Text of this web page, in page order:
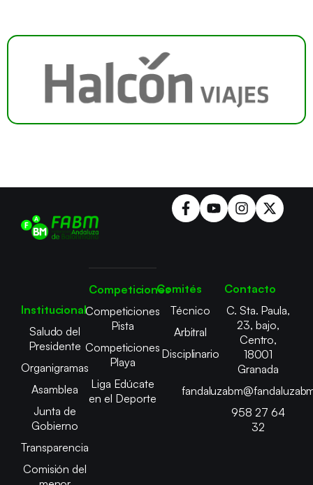
Institucional
Saludo del
Presidente
Organigramas
Asamblea
Junta de
Gobierno
Transparencia
Comisión del
Competiciones
Competiciones
Pista
Competiciones
Playa
Liga Edúcate
en el Deporte
Comités
Técnico
Arbitral
Disciplinario
Contacto
C. Sta. Paula,
23, bajo,
Centro,
18001
Granada
958 27 64
32